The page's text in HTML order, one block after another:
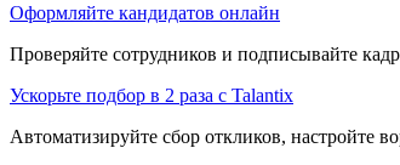
Оформляйте кандидатов онлайн
Проверяйте сотрудников и подписывайте
Ускорьте подбор в 2 раза с Talantix
Автоматизируйте сбор откликов, настройте